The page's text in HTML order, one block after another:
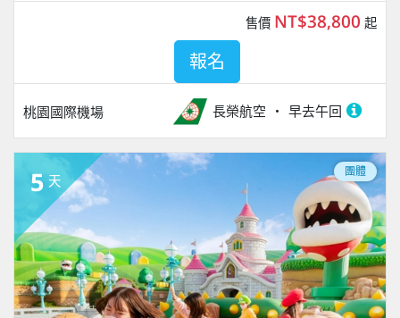
桃園國際機場 長榮航空 早去午回
售價 NT$38,800 起
報名
5 天
團體